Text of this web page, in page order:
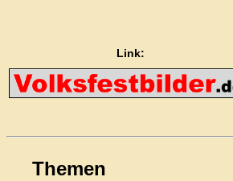
Link:
Themen